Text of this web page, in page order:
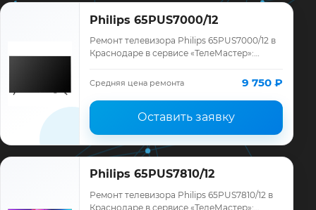
Philips 65PUS7000/12
Ремонт телевизора Philips 65PUS7000/12 в
Краснодаре в сервисе «ТелеМастер»:
ремонта, запчасти и гарантия до 12
Средняя цена ремонта 9 750 ₽
Оставить заявку
Philips 65PUS7810/12
Ремонт телевизора Philips 65PUS7810/12 в
Краснодаре в сервисе «ТелеМастер»: